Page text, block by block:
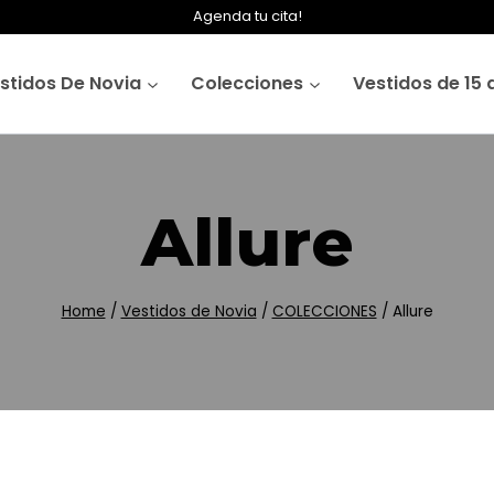
Agenda tu cita!
De Novia Colecciones Vestidos de 15
Allure
Home / Vestidos de Novia / COLECCIONES / Allure